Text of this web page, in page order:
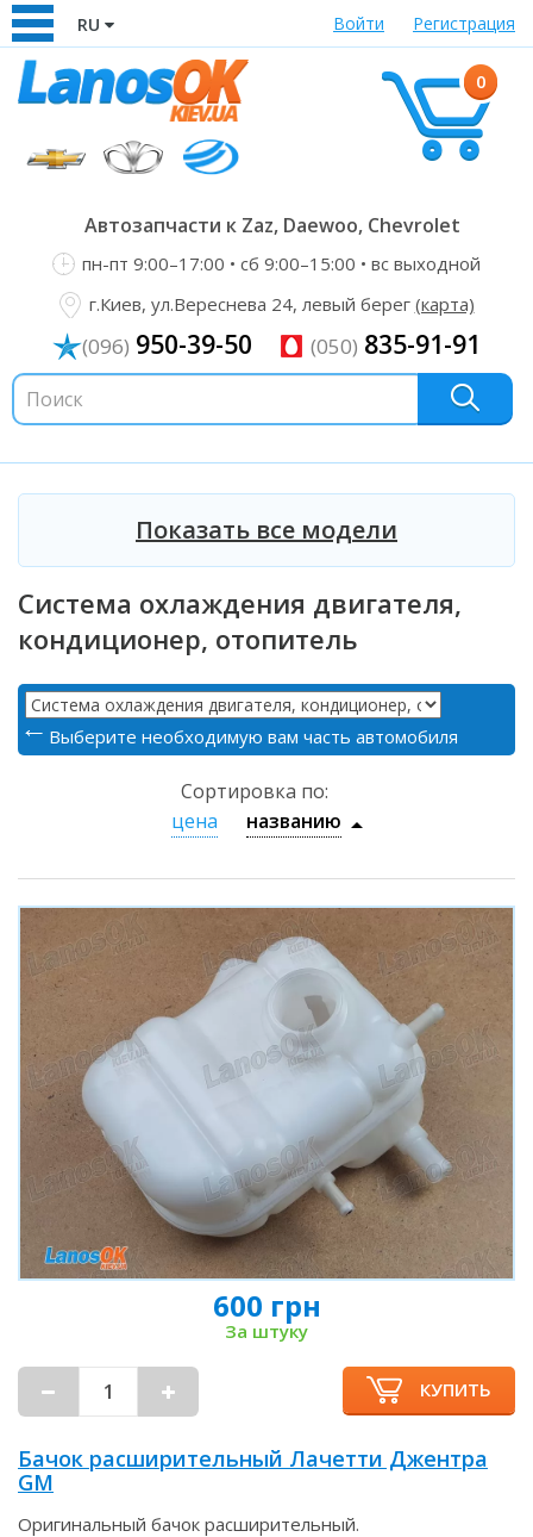
RU Войти Регистрация
0
Автозапчасти к Zaz, Daewoo, Chevrolet
пн-пт 9:00–17:00 • сб 9:00–15:00 • вс выходной
г.Киев, ул.Вереснева 24, левый берег (карта)
(096) 950-39-50 (050) 835-91-91
Показать все модели
Система охлаждения двигателя,
кондиционер, отопитель
Выберите необходимую вам часть автомобиля
Сортировка по:
цена
названию
600 грн
За штуку
КУПИТЬ
Бачок расширительный Лачетти Джентра
GM
Оригинальный бачок расширительный.